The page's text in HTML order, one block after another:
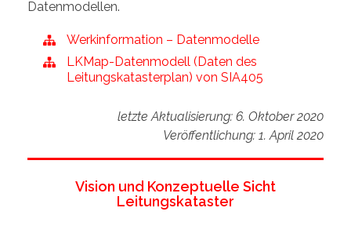
Datenmodellen.
Werkinformation – Datenmodelle
LKMap-Datenmodell (Daten des
Leitungskatasterplan) von SIA405
letzte Aktualisierung: 6. Oktober 2020
Veröffentlichung: 1. April 2020
Vision und Konzeptuelle Sicht
Leitungskataster